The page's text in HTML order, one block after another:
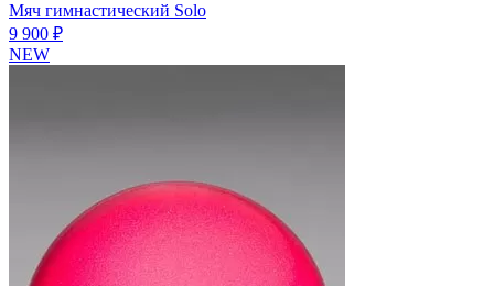
Мяч гимнастический Solo
9 900 ₽
NEW